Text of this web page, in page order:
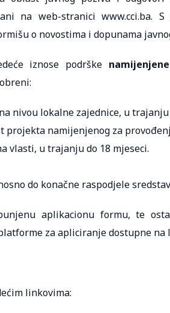
na web-stranici www.cci.ba.
o novostima i dopunama
iznose podrške
nivou lokalne zajednice, u
projekta namijenjenog za
vlasti, u trajanju do 18 mjeseci.
do konačne raspodjele
aplikacionu formu, te
za apliciranje dostupne na
linkovima: